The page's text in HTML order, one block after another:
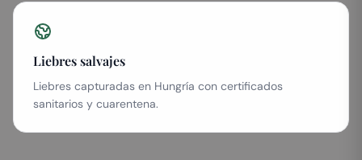
Liebres salvajes
Liebres capturadas en Hungría con certificados
sanitarios y cuarentena.